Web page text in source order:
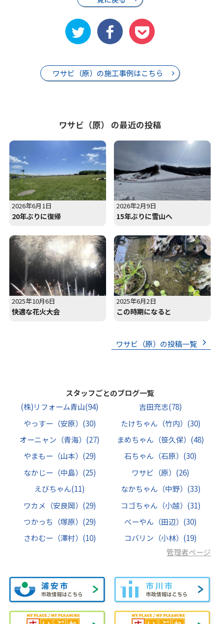
ワサビ（原）の施工事例はこちら
ワサビ（原） の最近の投稿
2026年6月1日
20年ぶりに復帰
2026年2月9日
15年ぶりに雪山へ
2025年10月6日
快適な花火大会
2025年6月2日
この時期になると
ワサビ（原）の投稿一覧
スタッフごとのブログ一覧
(株)リフォーム青山(94) 吉田充志(78)
やっすー（安原） (30) たけちゃん（竹内） (30)
オーニャン（青海） (27) まめちゃん（笹久保） (48)
やまもー（山本） (29) 石ちゃん（石原） (30)
なかじー（中島） (25) ワサビ（原） (26)
えびちゃん(11) なかちゃん（中野） (33)
ワカメ（安良岡） (29) コゴちゃん（小越） (31)
つかっち（塚原） (29) べーやん（田辺） (30)
さわむー（澤村） (10) コバリン（小林） (19)
管理者ページ